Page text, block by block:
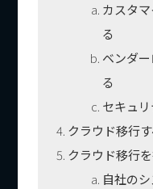
カスタ
る
ベンダ
る
セキュ
クラウド移行
クラウド移行
自社の